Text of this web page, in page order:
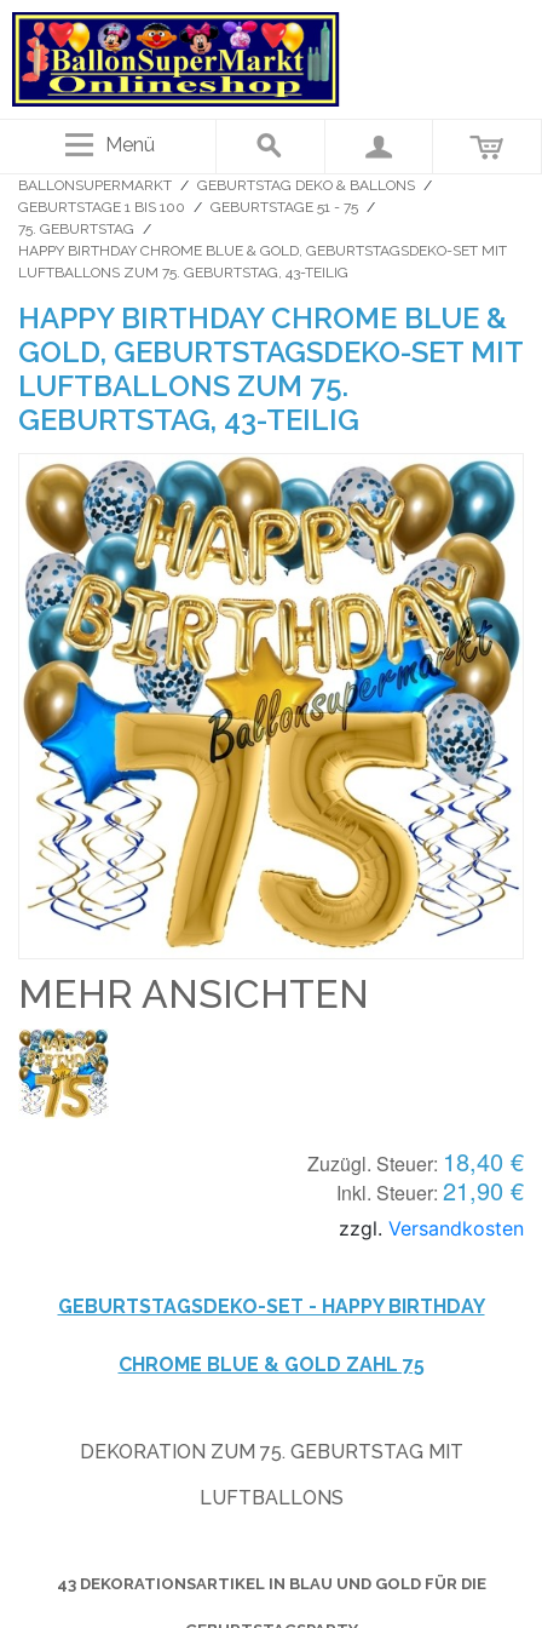
Menü
BALLONSUPERMARKT / GEBURTSTAG DEKO & BALLONS /
GEBURTSTAGE 1 BIS 100 / GEBURTSTAGE 51 - 75 /
75. GEBURTSTAG /
HAPPY BIRTHDAY CHROME BLUE & GOLD, GEBURTSTAGSDEKO-SET MIT
LUFTBALLONS ZUM 75. GEBURTSTAG, 43-TEILIG
HAPPY BIRTHDAY CHROME BLUE &
GOLD, GEBURTSTAGSDEKO-SET MIT
LUFTBALLONS ZUM 75.
GEBURTSTAG, 43-TEILIG
MEHR ANSICHTEN
Zuzügl. Steuer: 18,40 €
Inkl. Steuer: 21,90 €
zzgl. Versandkosten
GEBURTSTAGSDEKO-SET - HAPPY BIRTHDAY
CHROME BLUE & GOLD ZAHL 75
DEKORATION ZUM 75. GEBURTSTAG MIT
LUFTBALLONS
43 DEKORATIONSARTIKEL IN BLAU UND GOLD FÜR DIE